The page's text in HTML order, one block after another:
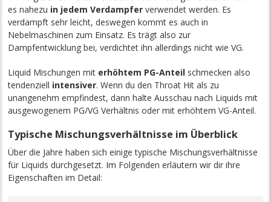
es nahezu in jedem Verdampfer verwendet werden. Es
verdampft sehr leicht, deswegen kommt es auch in
Nebelmaschinen zum Einsatz. Es trägt also zur
Dampfentwicklung bei, verdichtet ihn allerdings nicht wie VG.
Liquid Mischungen mit erhöhtem PG-Anteil schmecken also
tendenziell intensiver. Wenn du den Throat Hit als zu
unangenehm empfindest, dann halte Ausschau nach Liquids mit
ausgewogenem PG/VG Verhältnis oder mit erhöhtem VG-Anteil.
Typische Mischungsverhältnisse im Überblick
Über die Jahre haben sich einige typische Mischungsverhältnisse
für Liquids durchgesetzt. Im Folgenden erläutern wir dir ihre
Eigenschaften im Detail: